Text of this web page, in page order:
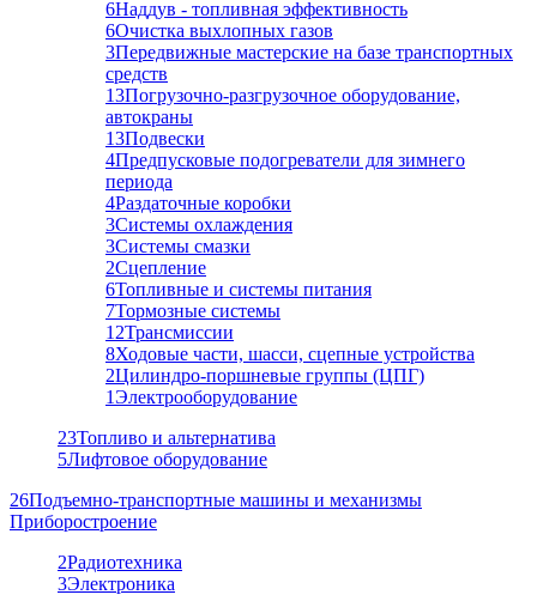
6Наддув - топливная эффективность
6Очистка выхлопных газов
3Передвижные мастерские на базе транспортных
средств
13Погрузочно-разгрузочное оборудование,
автокраны
13Подвески
4Предпусковые подогреватели для зимнего
периода
4Раздаточные коробки
3Системы охлаждения
3Системы смазки
2Сцепление
6Топливные и системы питания
7Тормозные системы
12Трансмиссии
8Ходовые части, шасси, сцепные устройства
2Цилиндро-поршневые группы (ЦПГ)
1Электрооборудование
23Топливо и альтернатива
5Лифтовое оборудование
26Подъемно-транспортные машины и механизмы
Приборостроение
2Радиотехника
3Электроника